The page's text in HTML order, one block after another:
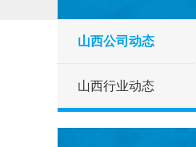
山西公司动态
山西行业动态